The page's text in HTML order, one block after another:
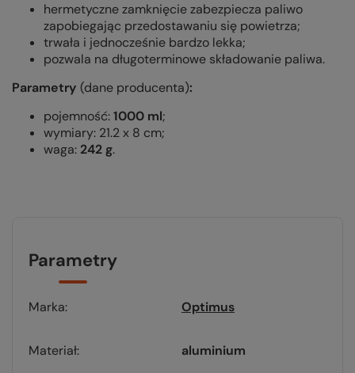
hermetyczne zamknięcie zabezpiecza paliwo
zapobiegając przedostawaniu się powietrza;
trwała i jednocześnie bardzo lekka;
pozwala na długoterminowe składowanie paliwa.
Parametry (dane producenta):
pojemność:1000 ml;
wymiary: 21.2 x 8 cm;
waga: 242g.
Parametry
Marka Optimus
Materiał
aluminium